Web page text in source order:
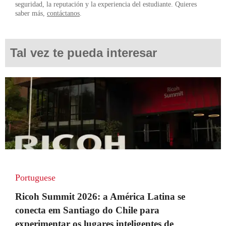
seguridad, la reputación y la experiencia del estudiante. Quieres
saber más, contáctanos.
Tal vez te pueda interesar
Portuguese
Ricoh Summit 2026: a América Latina se
conecta em Santiago do Chile para
experimentar os lugares inteligentes de